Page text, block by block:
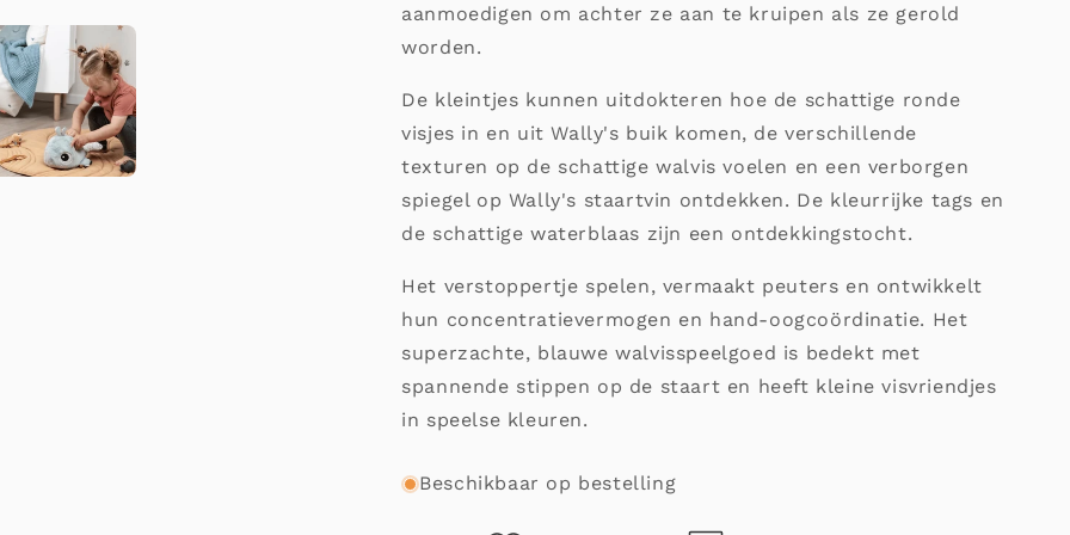
aanmoedigen om achter ze aan te kruipen als ze gerold
worden.
De kleintjes kunnen uitdokteren hoe de schattige ronde
visjes in en uit Wally's buik komen, de verschillende
texturen op de schattige walvis voelen en een verborgen
spiegel op Wally's staartvin ontdekken. De kleurrijke tags en
de schattige waterblaas zijn een ontdekkingstocht.
Het verstoppertje spelen, vermaakt peuters en ontwikkelt
hun concentratievermogen en hand-oogcoördinatie. Het
superzachte, blauwe walvisspeelgoed is bedekt met
spannende stippen op de staart en heeft kleine visvriendjes
in speelse kleuren.
Beschikbaar op bestelling